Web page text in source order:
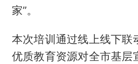
家”。
本次培训通过线上线下联
优质教育资源对全市基层